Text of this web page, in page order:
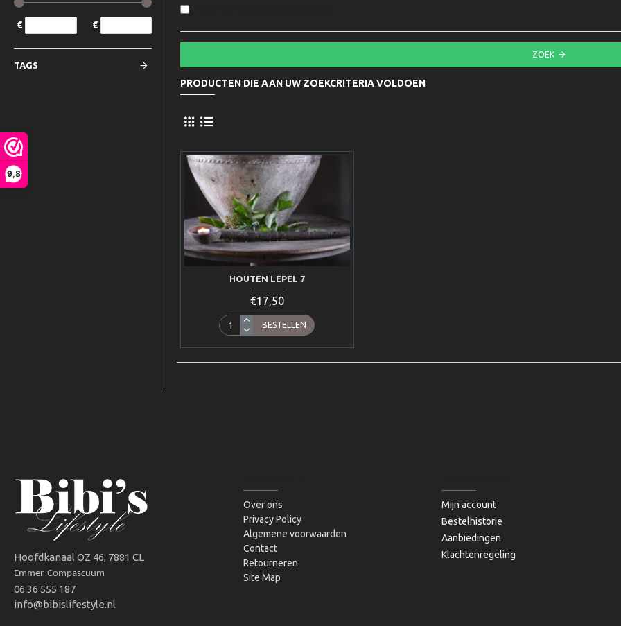
9,8
€ €
TAGS
ZOEK
PRODUCTEN DIE AAN UW ZOEKCRITERIA VOLDOEN
HOUTEN LEPEL 7
€17,50
BESTELLEN
Hoofdkanaal OZ 46, 7881 CL
Emmer-Compascuum
06 36 555 187
info@bibislifestyle.nl
Over ons
Privacy Policy
Algemene voorwaarden
Contact
Retourneren
Site Map
Mijn account
Bestelhistorie
Aanbiedingen
Klachtenregeling